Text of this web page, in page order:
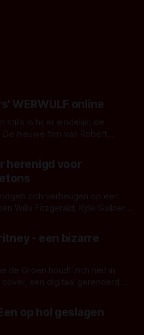
WERWULF online
stills is hij er eindelijk: de
nieuwe film van Robert
Het topic deze keer is (kon
Kijk je mee?
herenigd voor
zich verheugen op een
Willa Fitzgerald, Kyle Gallner
feature waarvoor de
- een bizarre
de Groen houdt zich niet in
een digitaal gerenderd en
maar onheilspellends,
De Groen met ieder woord
op hol geslagen